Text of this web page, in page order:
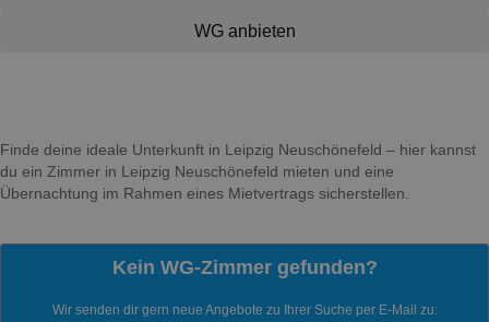
WG anbieten
Finde deine ideale Unterkunft in Leipzig Neuschönefeld – hier kannst
du ein Zimmer in Leipzig Neuschönefeld mieten und eine
Übernachtung im Rahmen eines Mietvertrags sicherstellen.
Kein WG-Zimmer gefunden?
Wir senden dir gern neue Angebote zu Ihrer Suche per E-Mail zu: